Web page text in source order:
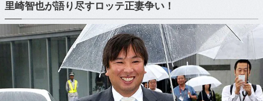
里崎智也が語り尽すロッテ正妻争い！